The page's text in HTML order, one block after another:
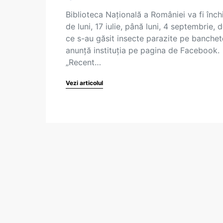
Biblioteca Națională a României va fi
de luni, 17 iulie, până luni, 4 septembrie,
ce s-au găsit insecte parazite pe
anunță instituția pe pagina de Facebook.
„Recent…
Vezi articolul